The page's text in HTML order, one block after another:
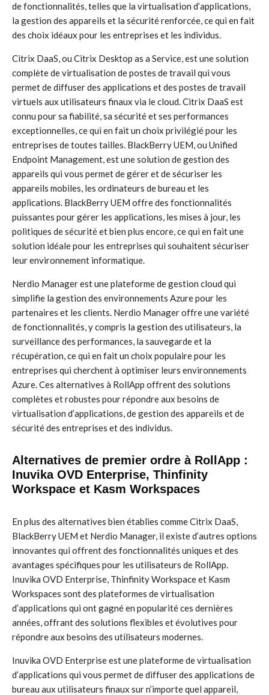
de fonctionnalités, telles que la virtualisation d’applications,
la gestion des appareils et la sécurité renforcée, ce qui en fait
des choix idéaux pour les entreprises et les individus.
Citrix DaaS, ou Citrix Desktop as a Service, est une solution
complète de virtualisation de postes de travail qui vous
permet de diffuser des applications et des postes de travail
virtuels aux utilisateurs finaux via le cloud. Citrix DaaS est
connu pour sa fiabilité, sa sécurité et ses performances
exceptionnelles, ce qui en fait un choix privilégié pour les
entreprises de toutes tailles. BlackBerry UEM, ou Unified
Endpoint Management, est une solution de gestion des
appareils qui vous permet de gérer et de sécuriser les
appareils mobiles, les ordinateurs de bureau et les
applications. BlackBerry UEM offre des fonctionnalités
puissantes pour gérer les applications, les mises à jour, les
politiques de sécurité et bien plus encore, ce qui en fait une
solution idéale pour les entreprises qui souhaitent sécuriser
leur environnement informatique.
Nerdio Manager est une plateforme de gestion cloud qui
simplifie la gestion des environnements Azure pour les
partenaires et les clients. Nerdio Manager offre une variété
de fonctionnalités, y compris la gestion des utilisateurs, la
surveillance des performances, la sauvegarde et la
récupération, ce qui en fait un choix populaire pour les
entreprises qui cherchent à optimiser leurs environnements
Azure. Ces alternatives à RollApp offrent des solutions
complètes et robustes pour répondre aux besoins de
virtualisation d’applications, de gestion des appareils et de
sécurité des entreprises et des individus.
Alternatives de premier ordre à RollApp :
Inuvika OVD Enterprise, Thinfinity
Workspace et Kasm Workspaces
En plus des alternatives bien établies comme Citrix DaaS,
BlackBerry UEM et Nerdio Manager, il existe d’autres options
innovantes qui offrent des fonctionnalités uniques et des
avantages spécifiques pour les utilisateurs de RollApp.
Inuvika OVD Enterprise, Thinfinity Workspace et Kasm
Workspaces sont des plateformes de virtualisation
d’applications qui ont gagné en popularité ces dernières
années, offrant des solutions flexibles et évolutives pour
répondre aux besoins des utilisateurs modernes.
Inuvika OVD Enterprise est une plateforme de virtualisation
d’applications qui vous permet de diffuser des applications de
bureau aux utilisateurs finaux sur n’importe quel appareil,